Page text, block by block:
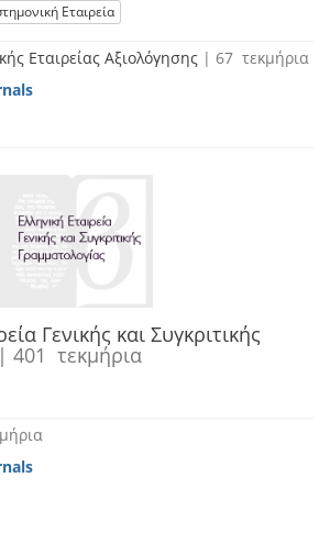
Εταιρεία
Εταιρείας Αξιολόγησης | 67 τεκμήρια
Γενικής και Συγκριτικής
401 τεκμήρια